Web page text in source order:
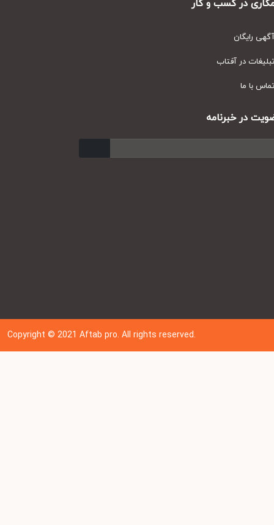
در کسب و کار
رایگان
در آفتاب
با ما
در خبرنامه
Copyright © 202 1Aftab pro. All rights reserved.